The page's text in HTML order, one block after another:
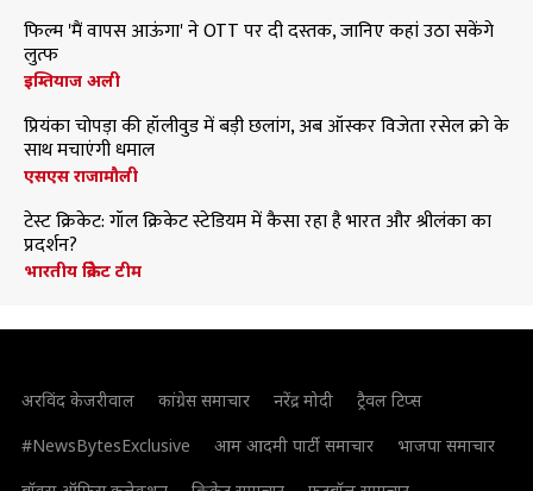
फिल्म 'मैं वापस आऊंगा' ने OTT पर दी दस्तक, जानिए कहां उठा सकेंगे
लुत्फ
इम्तियाज अली
प्रियंका चोपड़ा की हॉलीवुड में बड़ी छलांग, अब ऑस्कर विजेता रसेल क्रो के
साथ मचाएंगी धमाल
एसएस राजामौली
टेस्ट क्रिकेट: गॉल क्रिकेट स्टेडियम में कैसा रहा है भारत और श्रीलंका का
प्रदर्शन?
भारतीय क्रिकेट टीम
अरविंद केजरीवाल कांग्रेस समाचार नरेंद्र मोदी
ट्रैवल टिप्स
#NewsBytesExclusive
आम आदमी पार्टी समाचार
भाजपा समाचार